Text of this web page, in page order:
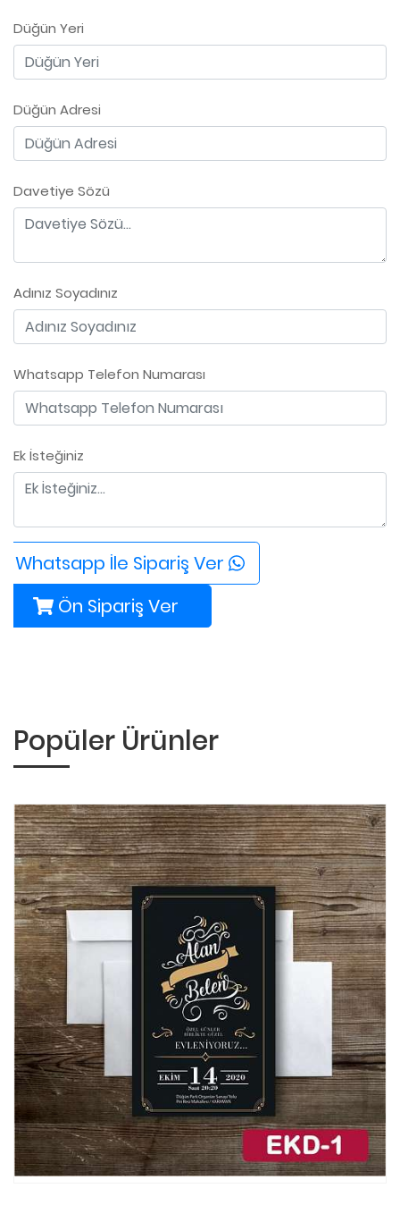
Düğün Yeri
Düğün Adresi
Davetiye Sözü
Adınız Soyadınız
Whatsapp Telefon Numarası
Ek İsteğiniz
Whatsapp İle Sipariş Ver
Ön Sipariş Ver
Popüler Ürünler